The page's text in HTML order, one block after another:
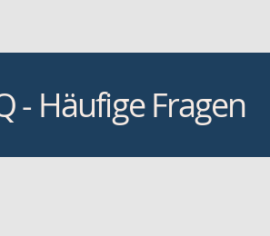
- Häufige Fragen